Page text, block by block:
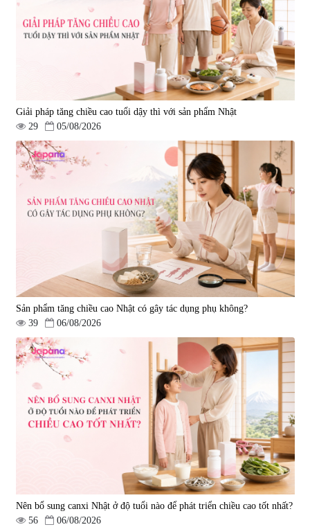
Giải pháp tăng chiều cao tuổi dậy thì với sản phẩm Nhật
29
05/08/2026
Sản phẩm tăng chiều cao Nhật có gây tác dụng phụ không?
39
06/08/2026
Nên bổ sung canxi Nhật ở độ tuổi nào để phát triển chiều cao tốt nhất?
56
06/08/2026